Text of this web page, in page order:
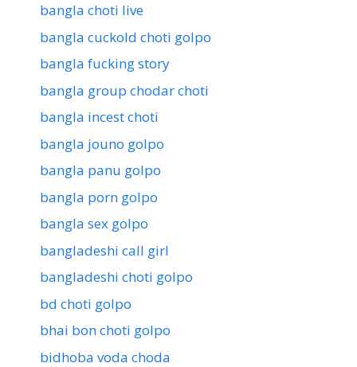
bangla choti live
bangla cuckold choti golpo
bangla fucking story
bangla group chodar choti
bangla incest choti
bangla jouno golpo
bangla panu golpo
bangla porn golpo
bangla sex golpo
bangladeshi call girl
bangladeshi choti golpo
bd choti golpo
bhai bon choti golpo
bidhoba voda choda